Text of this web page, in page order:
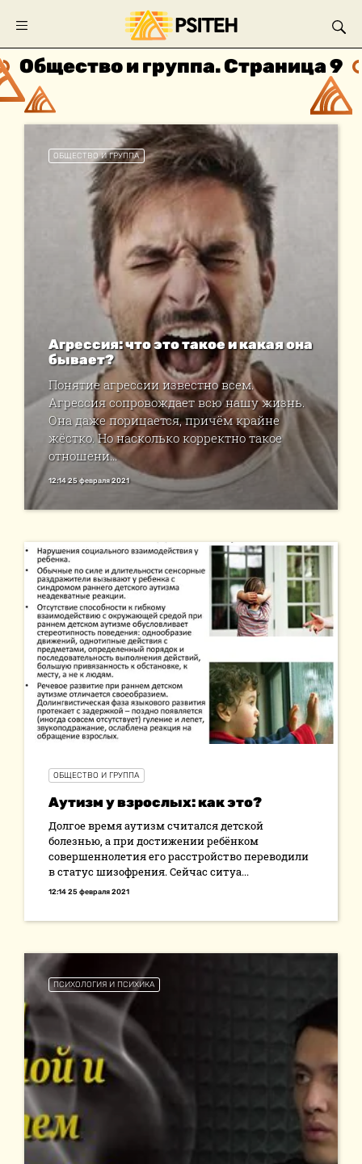
Общество и группа. Страница 9
ОБЩЕСТВО И ГРУППА
Агрессия: что это такое и какая она
бывает?
Понятие агрессии известно всем.
Агрессия сопровождает всю нашу жизнь.
Она даже порицается, причём крайне
жёстко. Но насколько корректно такое
отношени...
12:14 25 февраля 2021
ОБЩЕСТВО И ГРУППА
Аутизм у взрослых: как это?
Долгое время аутизм считался детской
болезнью, а при достижении ребёнком
совершеннолетия его расстройство переводили
в статус шизофрения. Сейчас ситуа...
12:14 25 февраля 2021
ПСИХОЛОГИЯ И ПСИХИКА